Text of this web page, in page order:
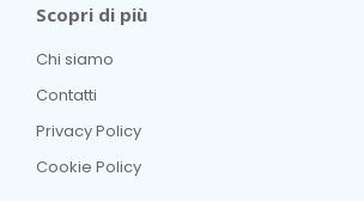
Scopri di più
Chi siamo
Contatti
Privacy Policy
Cookie Policy